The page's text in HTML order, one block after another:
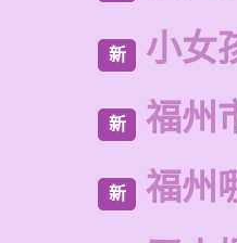
新 小女
新 福州
新 福州